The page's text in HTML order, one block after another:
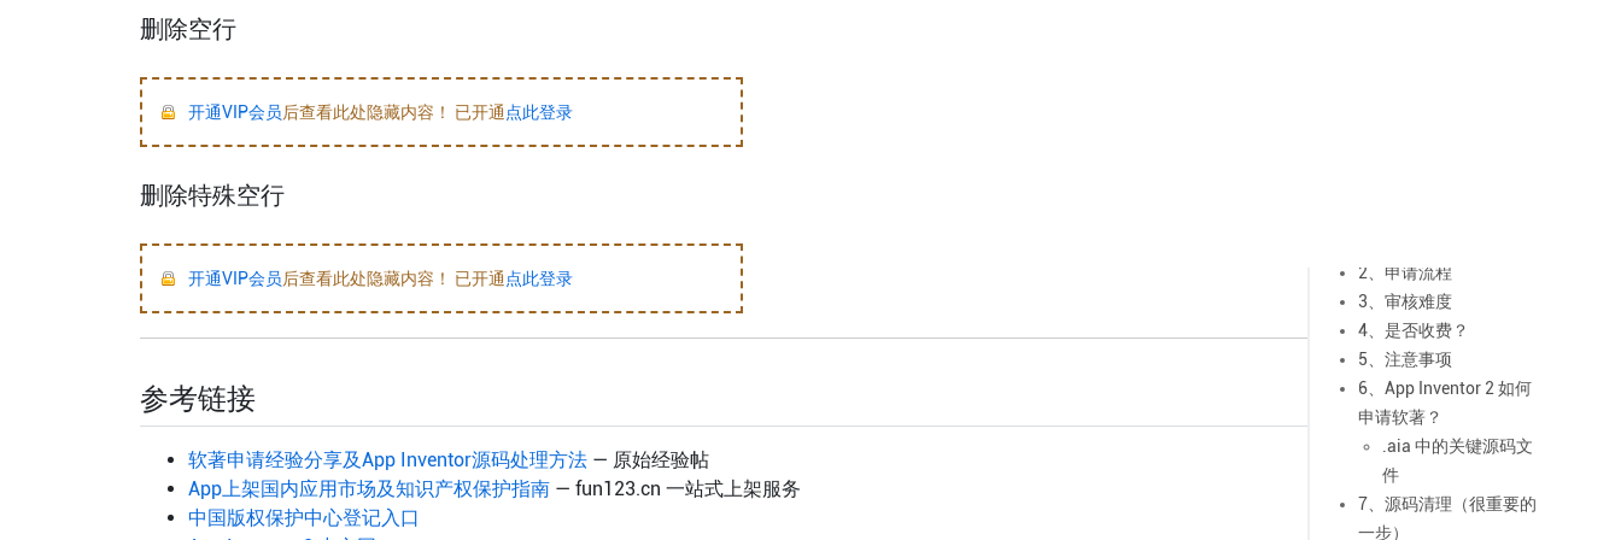
2、申请流程
3、审核难度
4、是否收费？
5、注意事项
6、App Inventor 2 如何
申请软著？
.aia 中的关键源码文
件
7、源码清理（很重要的
一步）
删除空行
开通VIP会员后查看此处隐藏内容！ 已开通点此登录
删除特殊空行
开通VIP会员后查看此处隐藏内容！ 已开通点此登录
参考链接
软著申请经验分享及App Inventor源码处理方法— 原始经验帖
App上架国内应用市场及知识产权保护指南— fun123.cn 一站式上架服务
中国版权保护中心登记入口